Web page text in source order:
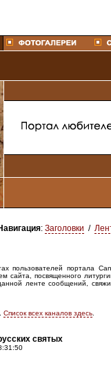
: Заголовки /
пользователей портала
сайта, посвященного
ленте сообщений,
Список всех каналов здесь
святых